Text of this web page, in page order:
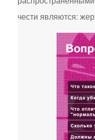
чести являются: